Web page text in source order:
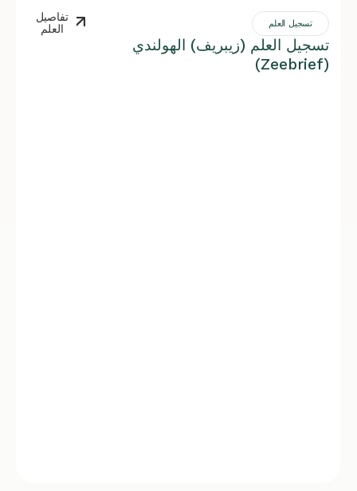
تسجيل العلم
تسجيل العلم (زيبريف) الهولندي
تفاصيل
العلم